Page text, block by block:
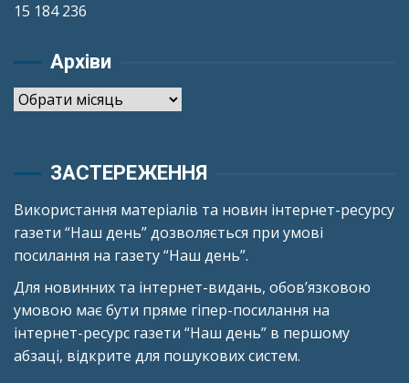
15 184 236
Архіви
Архіви
ЗАСТЕРЕЖЕННЯ
Використання матеріалів та новин інтернет-ресурсу
газети “Наш день” дозволяється при умові
посилання на газету “Наш день”.
Для новинних та інтернет-видань, обов’язковою
умовою має бути пряме гіпер-посилання на
інтернет-ресурс газети “Наш день” в першому
абзаці, відкрите для пошукових систем.